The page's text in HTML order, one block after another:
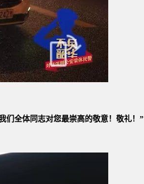
们全体同志对您最崇高的敬意！敬礼！”